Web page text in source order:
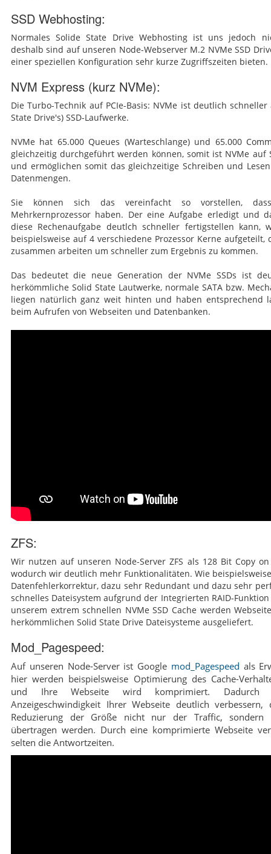
SSD Webhosting:
Normales Solide State Drive Webhosting ist uns jedoch
deshalb sind auf unseren Node-Webserver M.2 NVMe SSD
einer speziellen Konfiguration sehr kurze Zugriffszeiten bieten.
NVM Express (kurz NVMe):
Die Turbo-Technik auf PCIe-Basis: NVMe ist deutlich
State Drive's) SSD-Laufwerke.
NVMe hat 65.000 Queues (Warteschlange) und 65.000
gleichzeitig durchgeführt werden können, somit ist NVMe auf
und ermöglichen somit das gleichzeitige Schreiben und
Datenmengen.
Sie können sich das vereinfacht so vorstellen,
Mehrkernprozessor haben. Der eine Aufgabe erledigt und
diese Rechenaufgabe deutlch schneller fertigstellen kann,
beispielsweise auf 4 verschiedene Prozessor Kerne
zusammen arbeiten um schneller zum Ergebnis zu kommen.
Das bedeutet die neue Generation der NVMe SSDs ist
herkömmliche Solid State Lautwerke, normale SATA bzw.
liegen natürlich ganz weit hinten und haben entsprechend
beim Aufrufen von Webseiten und Datenbanken.
ZFS:
Wir nutzen auf unseren Node-Server ZFS als 128 Bit Copy
wodurch wir deutlich mehr Funktionalitäten. Wie
Datenfehlerkorrektur, dazu sehr Redundant und dazu sehr
schnelles Dateisystem aufgrund der Integrierten RAID-
unserem extrem schnellen NVMe SSD Cache werden
herkömmlichen Solid State Drive Dateisysteme ausgeliefert.
Mod_Pagespeed:
Auf unseren Node-Server ist Google mod_Pagespeed als
hier werden beispielsweise Optimierung des Cache-
und Ihre Webseite wird komprimiert.
Anzeigeschwindigkeit Ihrer Webseite deutlich
Reduzierung der Größe nicht nur der Traffic, sondern
übertragen werden. Durch eine komprimierte Webseite
selten die Antwortzeiten.